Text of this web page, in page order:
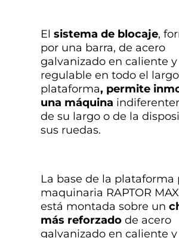
El sistema de blocaje,
por una barra, de acero
galvanizado en caliente y
regulable en todo el
plataforma, permite
una máquina
de su largo o de la
sus ruedas.
La base de la plataforma
maquinaria RAPTOR
está montada sobre un
más reforzado de acero
galvanizado en caliente y